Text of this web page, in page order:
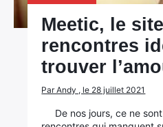
Meetic, le
rencontres
trouver
Par Andy , le 28 juillet 2021
De nos jours, ce ne